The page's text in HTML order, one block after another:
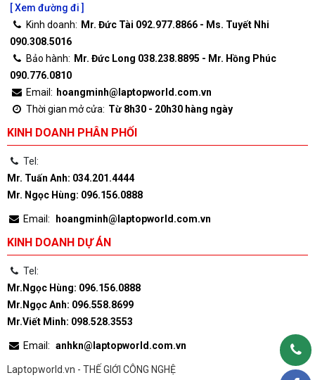
[ Xem đường đi ]
Kinh doanh: Mr. Đức Tài 092.977.8866 - Ms. Tuyết Nhi
090.308.5016
Bảo hành: Mr. Đức Long 038.238.8895 - Mr. Hồng Phúc
090.776.0810
Email: hoangminh@laptopworld.com.vn
Thời gian mở cửa: Từ 8h30 - 20h30 hàng ngày
KINH DOANH PHÂN PHỐI
Tel:
Mr. Tuấn Anh: 034.201.4444
Mr. Ngọc Hùng: 096.156.0888
Email: hoangminh@laptopworld.com.vn
KINH DOANH DỰ ÁN
Tel:
Mr.Ngọc Hùng: 096.156.0888
Mr.Ngọc Anh: 096.558.8699
Mr.Viết Minh: 098.528.3553
Email: anhkn@laptopworld.com.vn
Laptopworld.vn - THẾ GIỚI CÔNG NGHỆ